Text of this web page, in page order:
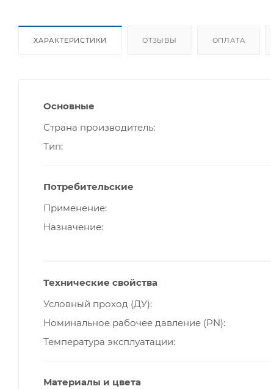
ХАРАКТЕРИСТИКИ ОТЗЫВЫ ОПЛАТА
Основные
Страна производитель
Тип
Потребительские
Применение
Назначение
Технические свойства
Условный проход (ДУ)
Номинальное рабочее давление (PN)
Температура эксплуатации
Материалы и цвета